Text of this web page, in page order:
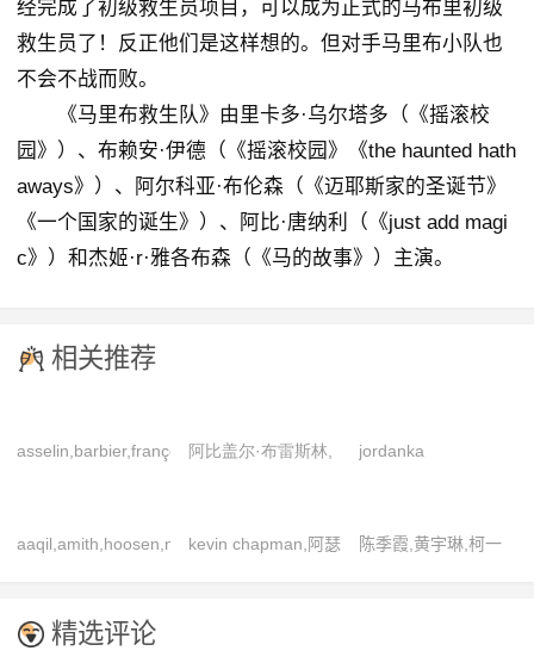
经完成了初级救生员项目，可以成为正式的马布里初级
救生员了！反正他们是这样想的。但对手马里布小队也
不会不战而败。
《马里布救生队》由里卡多·乌尔塔多（《摇滚校
园》）、布赖安·伊德（《摇滚校园》《the haunted hath
aways》）、阿尔科亚·布伦森（《迈耶斯家的圣诞节》
《一个国家的诞生》）、阿比·唐纳利（《just add magi
c》）和杰姬·r·雅各布森（《马的故事》）主演。
相关推荐
asselin,barbier,françois,frémont,green,guilbert,guy,jean-
claire,nathalie,philippe,ren,walter,
皮埃尔·克罗索斯基
阿比盖尔·布雷斯林,
莎·泰勒,安-玛格丽
jordanka
djukelova,卡瑞尔·罗
aaqil,amith,hoosen,nathoo,neville,pillay,shaan,sing
kevin chapman,阿瑟
陈季霞,黄宇琳,柯一
精选评论